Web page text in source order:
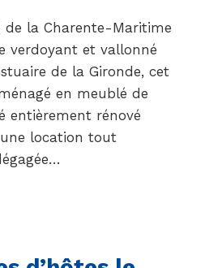
de la Charente-Maritime
verdoyant et vallonné
de la Gironde, cet
en meublé de
entièrement rénové
location tout